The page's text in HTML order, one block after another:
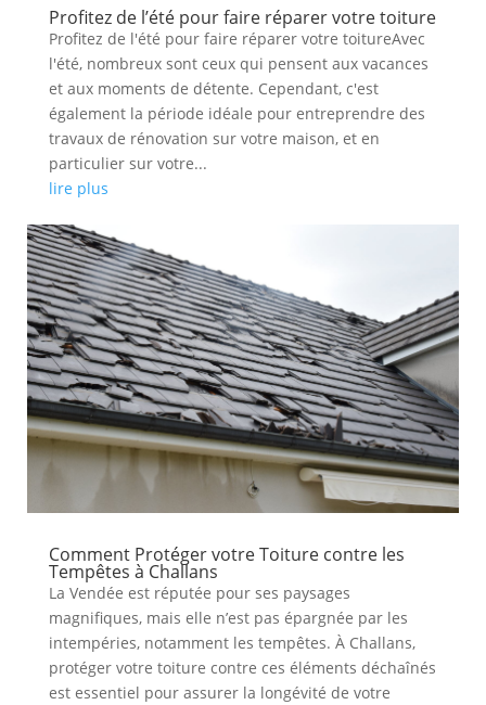
Profitez de l’été pour faire réparer votre toiture
Profitez de l'été pour faire réparer votre toitureAvec
l'été, nombreux sont ceux qui pensent aux vacances
et aux moments de détente. Cependant, c'est
également la période idéale pour entreprendre des
travaux de rénovation sur votre maison, et en
particulier sur votre...
lire plus
Comment Protéger votre Toiture contre les
Tempêtes à Challans
La Vendée est réputée pour ses paysages
magnifiques, mais elle n’est pas épargnée par les
intempéries, notamment les tempêtes. À Challans,
protéger votre toiture contre ces éléments déchaînés
est essentiel pour assurer la longévité de votre